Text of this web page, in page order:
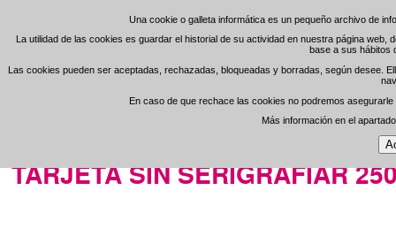
Una cookie o galleta informática es un pequeño archivo de
La utilidad de las cookies es guardar el historial de su actividad en nuestra página
base a sus hábitos
Las cookies pueden ser aceptadas, rechazadas, bloqueadas y borradas, según desee.
En caso de que rechace las cookies no podremos
Más información en el
Una cookie o galleta informática es un pequeño archivo de
La utilidad de las cookies es guardar el historial de su actividad en nuestra página
base a sus hábitos
Las cookies pueden ser aceptadas, rechazadas, bloqueadas y borradas, según desee.
En caso de que rechace las cookies no podremos
Más información en el
Open Clean
TARJETA SIN SERIGRAFIAR
Regístrese-Área